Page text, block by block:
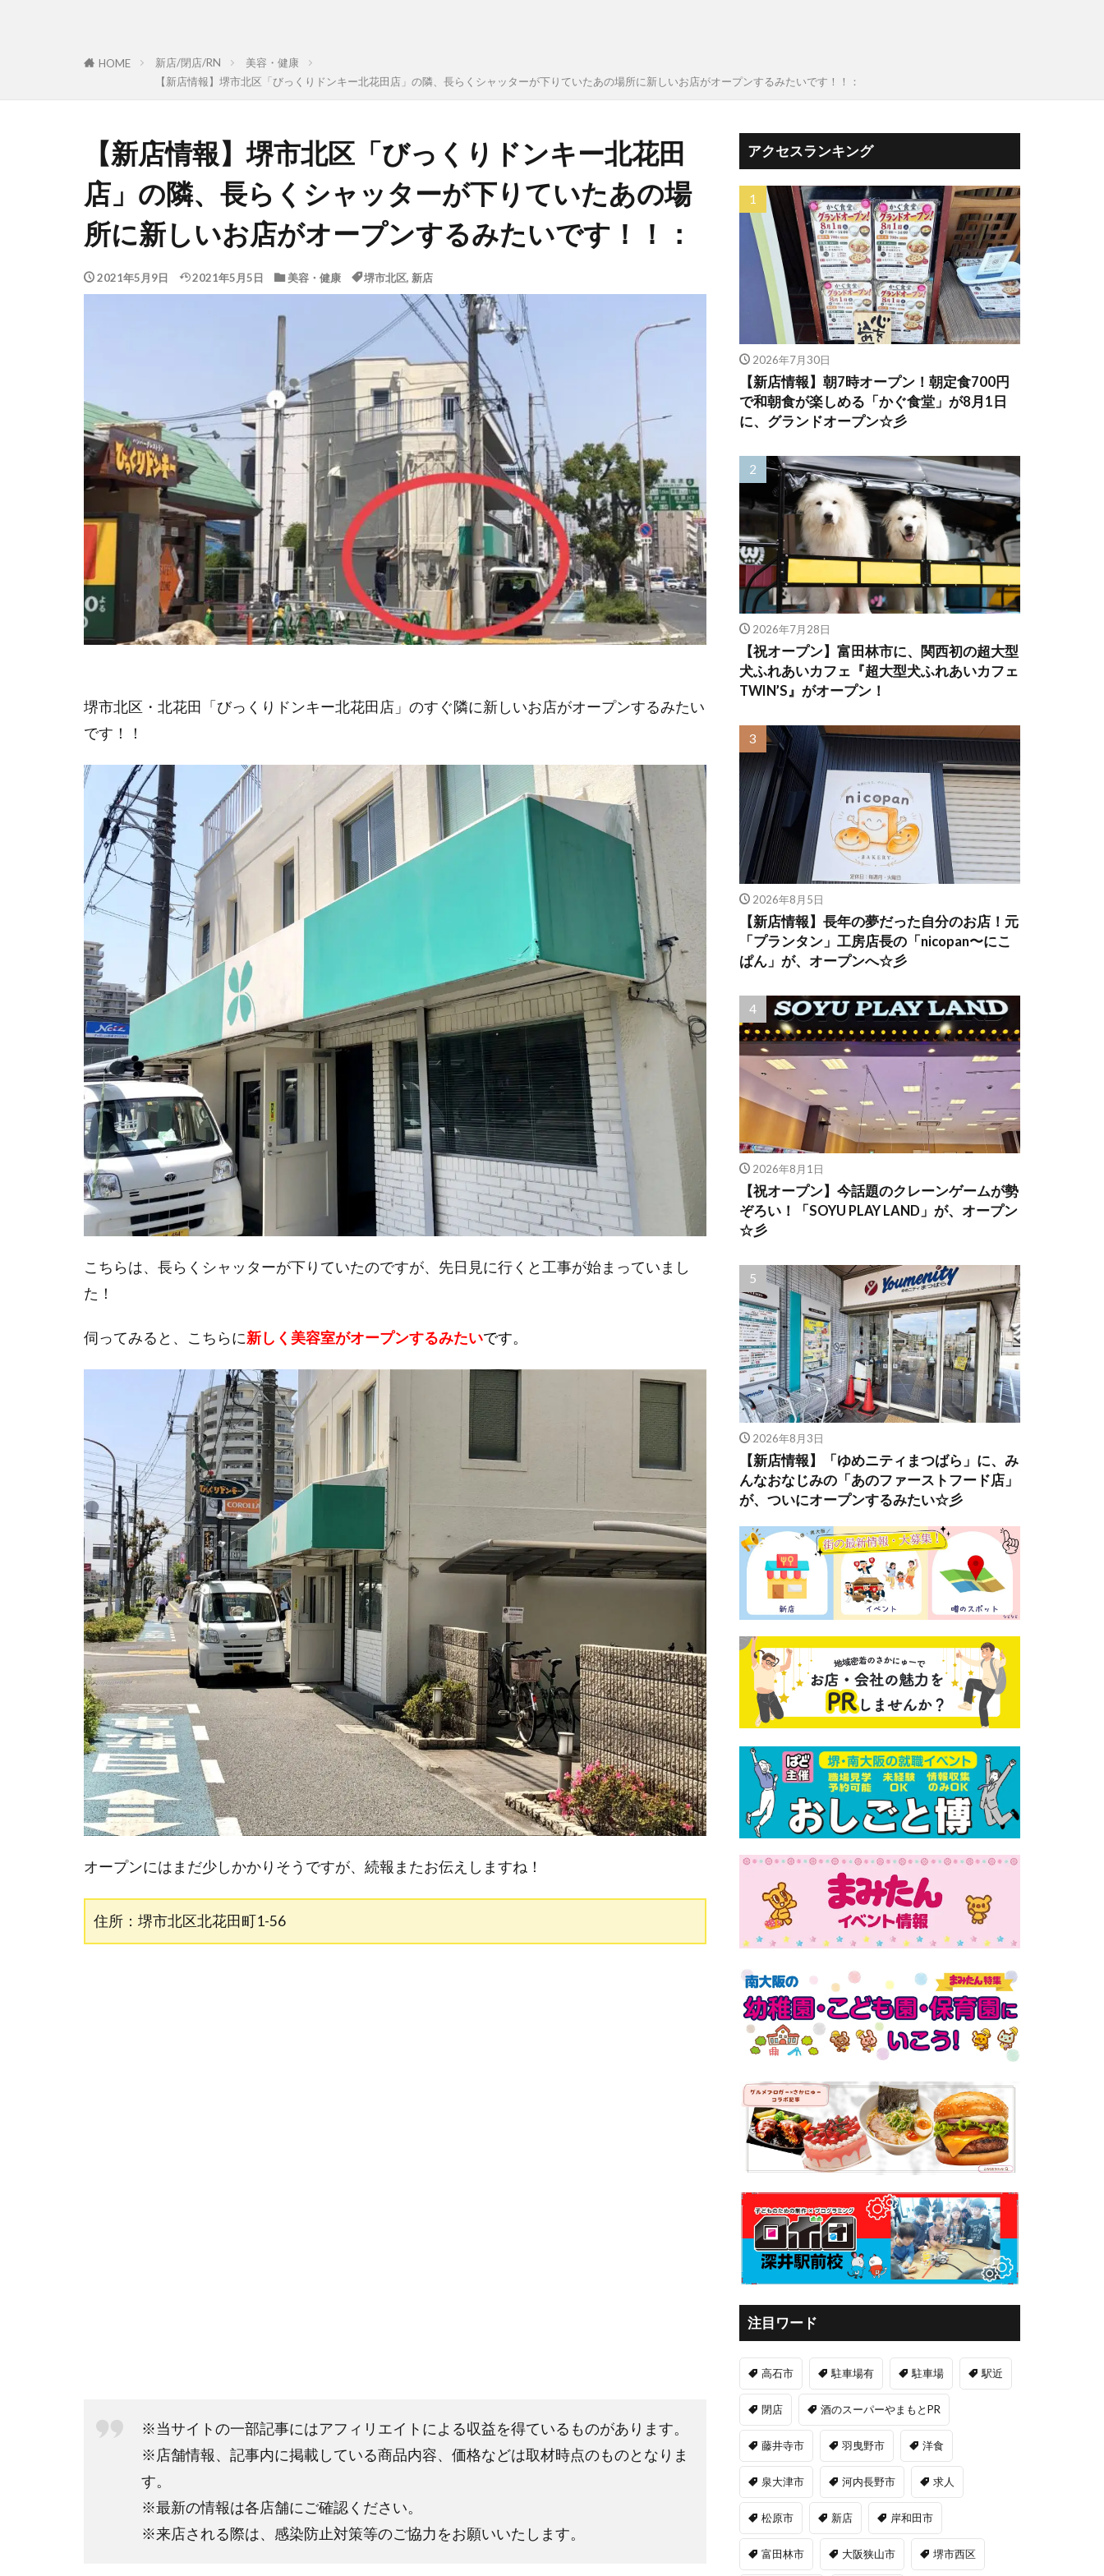
HOME 新店/閉店/RN
美容・健康
【新店情報】堺市北区「びっくりドンキー北花田店」の隣、長らくシャッターが下りていたあの場所に新しいお店がオープンするみたいです！！：
【新店情報】堺市北区「びっくりドンキー北花田
店」の隣、長らくシャッターが下りていたあの場
所に新しいお店がオープンするみたいです！！：
2021年5月9日 2021年5月5日 美容・健康 堺市北区, 新店
堺市北区・北花田「びっくりドンキー北花田店」のすぐ隣に新しいお店がオープンするみたい
です！！
こちらは、長らくシャッターが下りていたのですが、先日見に行くと工事が始まっていまし
た！
伺ってみると、こちらに新しく美容室がオープンするみたいです。
オープンにはまだ少しかかりそうですが、続報またお伝えしますね！
住所：堺市北区北花田町1-56
※当サイトの一部記事にはアフィリエイトによる収益を得ているものがあります。
※店舗情報、記事内に掲載している商品内容、価格などは取材時点のものとなりま
す。
※最新の情報は各店舗にご確認ください。
※来店される際は、感染防止対策等のご協力をお願いいたします。
アクセスランキング
2026年7月30日
【新店情報】朝7時オープン！朝定食700円
で和朝食が楽しめる「かぐ食堂」が8月1日
に、グランドオープン☆彡
2026年7月28日
【祝オープン】富田林市に、関西初の超大型
犬ふれあいカフェ『超大型犬ふれあいカフェ
TWIN’S』がオープン！
2026年8月5日
【新店情報】長年の夢だった自分のお店！元
「プランタン」工房店長の「nicopan〜にこ
ぱん」が、オープンへ☆彡
2026年8月1日
【祝オープン】今話題のクレーンゲームが勢
ぞろい！「SOYU PLAY LAND」が、オープン
☆彡
2026年8月3日
【新店情報】「ゆめニティまつばら」に、み
んなおなじみの「あのファーストフード店」
が、ついにオープンするみたい☆彡
注目ワード
高石市 駐車場有 駐車場 駅近
閉店 酒のスーパーやまもとPR
藤井寺市 羽曳野市 洋食
泉大津市 河内長野市 求人
松原市 新店 岸和田市
富田林市 大阪狭山市 堺市西区